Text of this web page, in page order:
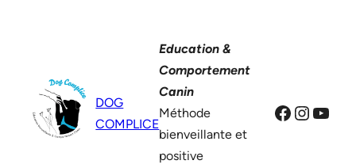
DOG
COMPLICE
Education &
Comportement
Canin
Méthode
bienveillante et
positive
Facebook